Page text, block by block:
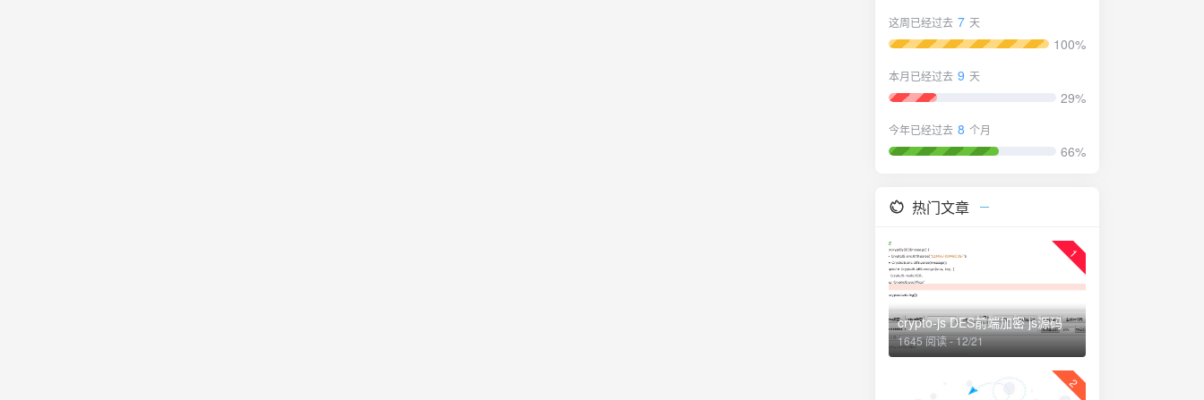
这周已经过去 7 天
100%
本月已经过去 9 天
29%
今年已经过去 8 个月
66%
热门文章
1
crypto-js DES前端加密 js源码
1645 阅读 - 12/21
2